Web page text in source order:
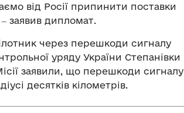
від Росії припинити поставки
заявив дипломат.
через перешкоди сигналу
уряду України Степанівки
заявили, що перешкоди сигналу
десятків кілометрів.